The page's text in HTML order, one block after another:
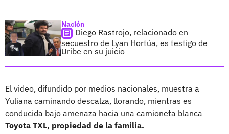
Nación
Diego Rastrojo, relacionado en
secuestro de Lyan Hortúa, es testigo de
Uribe en su juicio
El video, difundido por medios nacionales, muestra a
Yuliana caminando descalza, llorando, mientras es
conducida bajo amenaza hacia una camioneta blanca
Toyota TXL, propiedad de la familia.